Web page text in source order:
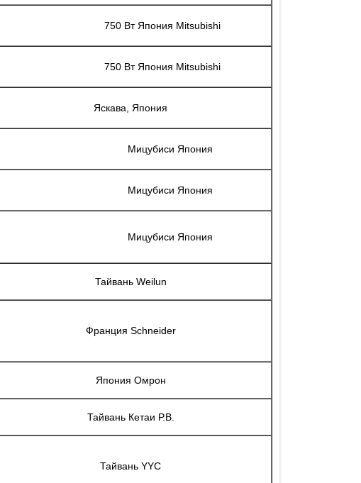
750 Вт Япония Mitsubishi
750 Вт Япония Mitsubishi
Яскава, Япония
Мицубиси Япония
Мицубиси Япония
Мицубиси Япония
Тайвань Weilun
Франция Schneider
Япония Омрон
Тайвань Кетаи Р.В.
Тайвань YYC